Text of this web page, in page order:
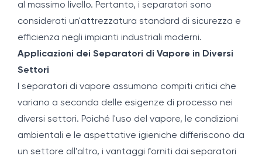
al massimo livello. Pertanto, i separatori sono
considerati un'attrezzatura standard di sicurezza e
efficienza negli impianti industriali moderni.
Applicazioni dei Separatori di Vapore in Diversi
Settori
I separatori di vapore assumono compiti critici che
variano a seconda delle esigenze di processo nei
diversi settori. Poiché l'uso del vapore, le condizioni
ambientali e le aspettative igieniche differiscono da
un settore all'altro, i vantaggi forniti dai separatori